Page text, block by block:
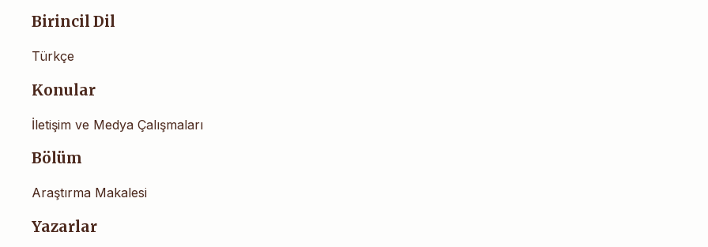
Birincil Dil
Türkçe
Konular
İletişim ve Medya Çalışmaları
Bölüm
Araştırma Makalesi
Yazarlar